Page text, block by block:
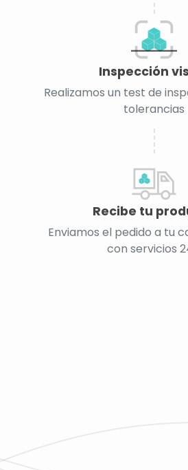
Inspección
Realizamos un test de
tolerancias
Recibe tu
Enviamos el pedido a tu
con servicios